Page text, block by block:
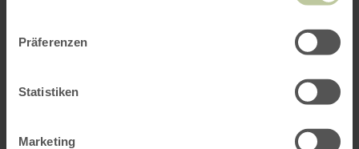
Präferenzen
Statistiken
Marketing